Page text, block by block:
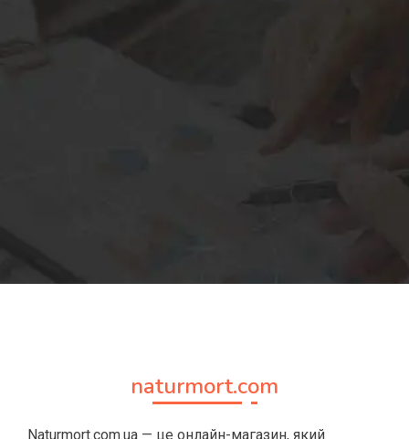
naturmort.com
Naturmort.com.ua — це онлайн-магазин, який